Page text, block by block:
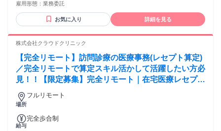
める方 ・安定したネット環境をお持ちの方 ・
PC（Windows10以上／MacOS11以上）をお持ちの方 ・ヘッ
ドセットをご用意いただける方 ・人と話すことに抵抗がない
雇用形態： 業務委託
お気に入り 詳細を見る
株式会社クラウドクリニック
【完全リモート】訪問診療の医療事務(レセプト算定)
／完全リモートで算定スキル活かして活躍したい方必
見！！【限定募集】完全リモート｜在宅医療レセプト
算定（成果報酬型／業務委託）
場所
フルリモート
給与
完全歩合制